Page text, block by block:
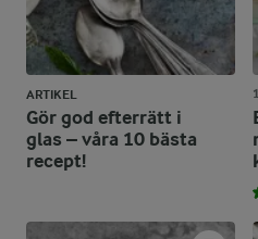
ARTIKEL
Gör god efterrätt i
glas – våra 10 bästa
recept!